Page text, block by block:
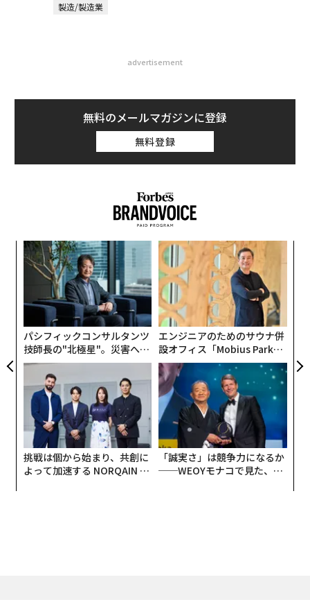
製造/製造業
advertisement
無料のメールマガジンに登録
無料登録
パシフィックコンサルタンツ
技師長の"北極星"。災害への
無力感を乗り越え見つけた、
防災一筋20年の答え
エンジニアのためのサウナ併
設オフィス「Mobius Park」
がオープン──タマディック
が健康経営を徹底する理由
挑戦は個から始まり、共創に
よって加速する NORQAIN JA
「誠実さ」は競争力になるか
──WEOYモナコで見た、く